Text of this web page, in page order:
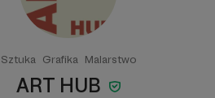
Sztuka Grafika Malarstwo
ART HUB